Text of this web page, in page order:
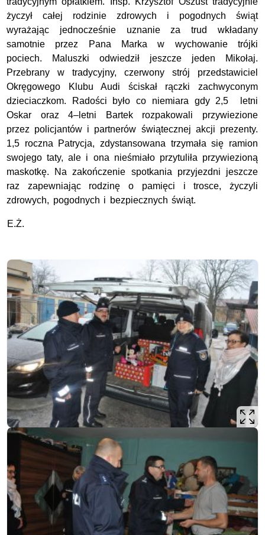
życzył całej rodzinie zdrowych i pogodnych świąt
wyrażając jednocześnie uznanie za trud wkładany
samotnie przez Pana Marka w wychowanie trójki
pociech. Maluszki odwiedził jeszcze jeden Mikołaj.
Przebrany w tradycyjny, czerwony strój przedstawiciel
Okręgowego Klubu Audi ściskał rączki zachwyconym
dzieciaczkom. Radości było co niemiara gdy 2,5 letni
Oskar oraz 4–letni Bartek rozpakowali przywiezione
przez policjantów i partnerów świątecznej akcji prezenty.
1,5 roczna Patrycja, zdystansowana trzymała się ramion
swojego taty, ale i ona nieśmiało przytuliła przywiezioną
maskotkę. Na zakończenie spotkania przyjezdni jeszcze
raz zapewniając rodzinę o pamięci i trosce, życzyli
zdrowych, pogodnych i bezpiecznych świąt.
E.Ż.